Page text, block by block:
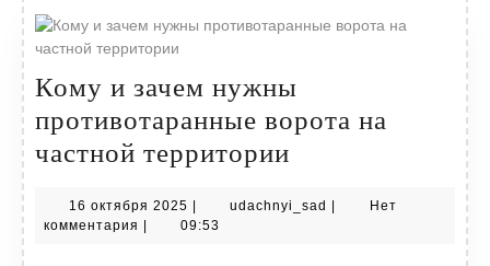
Кому и зачем нужны
противотаранные ворота на
частной территории
зачем
16 октября 2025 16
октября
udachnyi_sad udachnyi_sad
Нет
комментария
09:53